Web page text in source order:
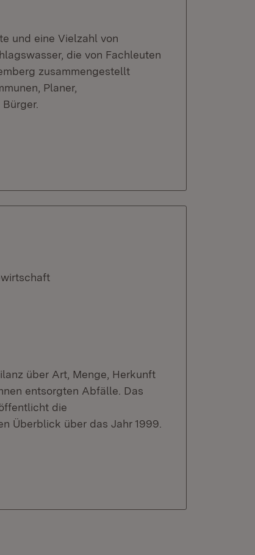
und eine Vielzahl von
die von Fachleuten
zusammengestellt
Planer,
über Art, Menge, Herkunft
entsorgten Abfälle. Das
die
Überblick über das Jahr 1999.